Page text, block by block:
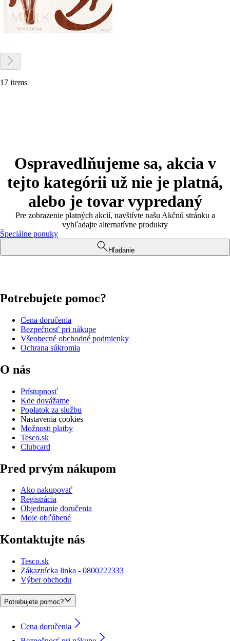
17 items
Ospravedlňujeme sa, akcia v
tejto kategórii už nie je platná,
alebo je tovar vypredaný
Pre zobrazenie platných akcií, navštívte našu Akčnú stránku a
vyhľadajte alternatívne produkty
Špeciálne ponuky
Hľadanie
Potrebujete pomoc?
Cena doručenia
Bezpečnosť pri nákupe
Všeobecné obchodné podmienky
Ochrana súkromia
O nás
Prístupnosť
Kde dovážame
Poplatok za službu
Nastavenia cookies
Možnosti platby
Tesco.sk
Clubcard
Pred prvým nákupom
Ako nakupovať
Registrácia
Objednanie doručenia
Moje obľúbené
Kontaktujte nás
Tesco.sk
Zákaznícka linka - 0800222333
Výber obchodu
Potrebujete pomoc?
Cena doručenia